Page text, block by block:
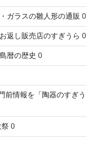
ガラスの雛人形の通販 0
返し販売店のすぎうら 0
暦の歴史 0
前情報を「陶器のすぎう
0